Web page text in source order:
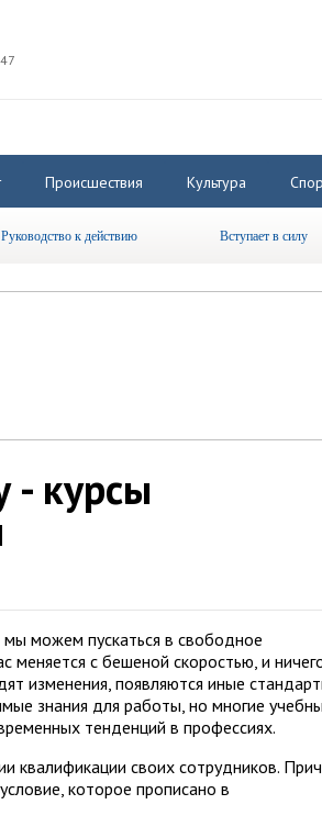
Происшествия Культура
Руководство к действию Вступает в силу
- курсы
можем пускаться в свободное
меняется с бешеной скоростью, и
изменения, появляются иные
знания для работы, но многие
тенденций в профессиях.
квалификации своих сотрудников.
которое прописано в